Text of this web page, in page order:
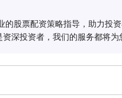
的股票配资策略指导，助力投
深投资者，我们的服务都将